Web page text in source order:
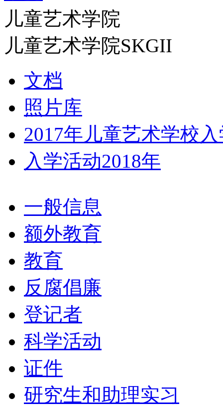
儿童艺术学院
儿童艺术学院SKGII
文档
照片库
2017年儿童艺术学校
入学活动2018年
一般信息
额外教育
教育
反腐倡廉
登记者
科学活动
证件
研究生和助理实习